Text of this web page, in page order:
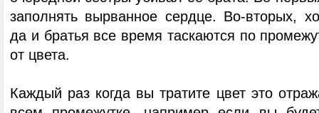
заполнять вырванное сердце. Во-вторых,
да и братья все время таскаются по
от цвета.
Каждый раз когда вы тратите цвет это